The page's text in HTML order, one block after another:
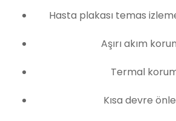
Hasta plakası temas
Aşırı akım
Termal
Kısa devre